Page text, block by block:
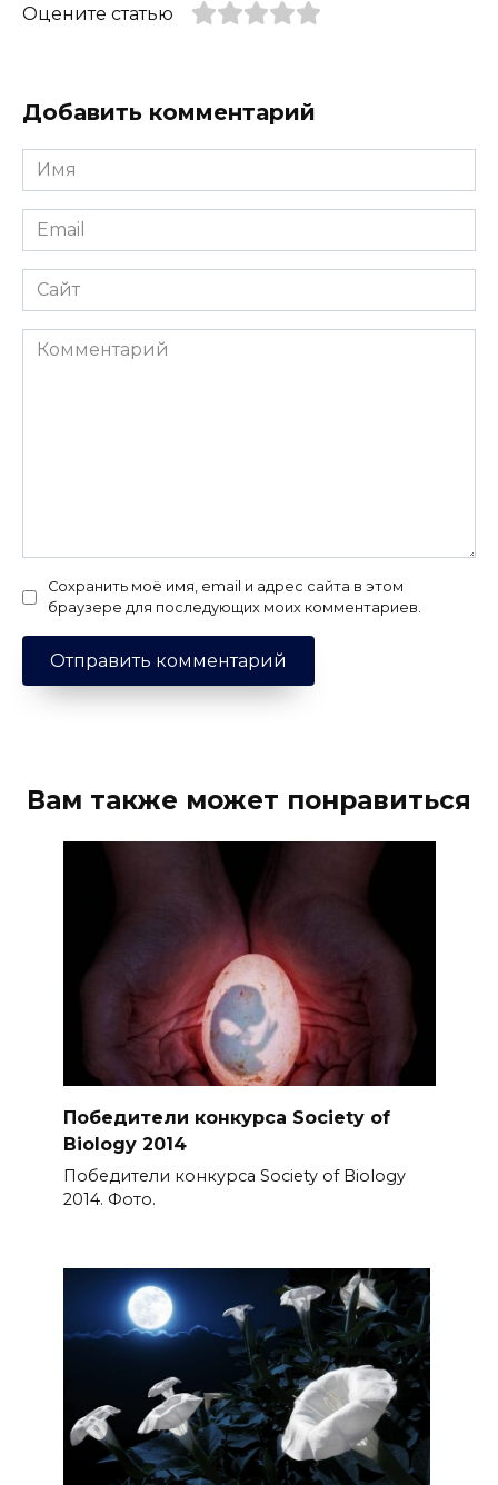
Оцените статью
Добавить комментарий
Имя
*
Email
*
Сайт
Комментарий
Сохранить моё имя, email и адрес сайта в этом
браузере для последующих моих комментариев.
Вам также может понравиться
Победители конкурса Society of
Biology 2014
Победители конкурса Society of Biology
2014. Фото.